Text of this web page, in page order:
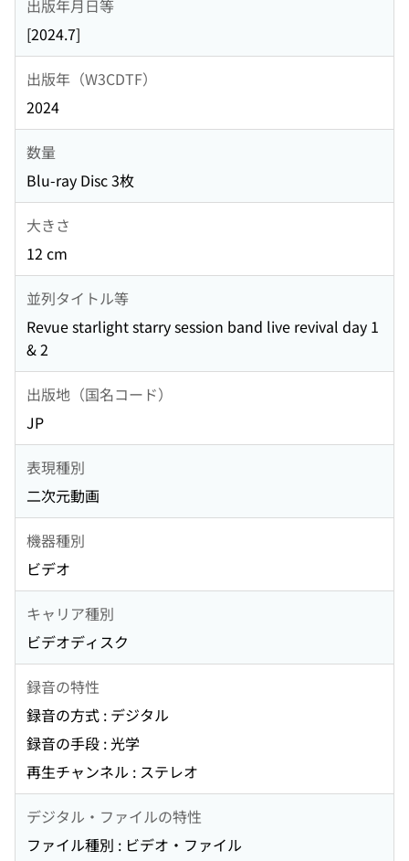
出版年月日等
[2024.7]
出版年（W3CDTF）
2024
数量
Blu-ray Disc 3枚
大きさ
12 cm
並列タイトル等
Revue starlight starry session band live revival day 1
& 2
出版地（国名コード）
JP
表現種別
二次元動画
機器種別
ビデオ
キャリア種別
ビデオディスク
録音の特性
録音の方式 : デジタル
録音の手段 : 光学
再生チャンネル : ステレオ
デジタル・ファイルの特性
ファイル種別 : ビデオ・ファイル